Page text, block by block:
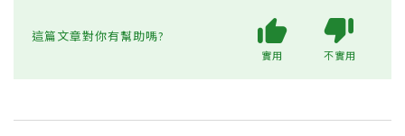
這篇文章對你有幫助嗎?
實用 不實用